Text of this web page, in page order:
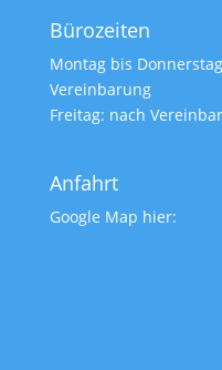
Bürozeiten
Montag bis
Vereinbarung
Freitag: nach
Anfahrt
Google Map hier: